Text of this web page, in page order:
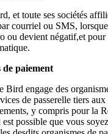
et toute ses sociétés
courriel ou SMS,
ou devient négatif,et
paiement
Bird engage des
de passerelle tiers
y compris pour la
possible que vous